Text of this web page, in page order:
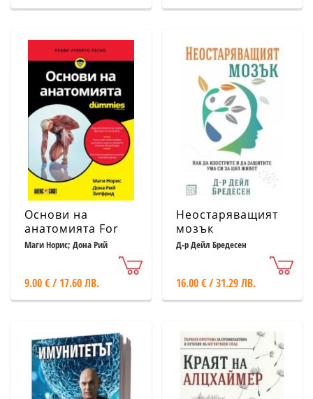
Основи на
анатомията For
Dummies
Маги Норис; Дона Рий
9.00 € / 17.60 ЛВ.
Неостаряващият
мозък
Д-р Дейл Бредесен
16.00 € / 31.29 ЛВ.